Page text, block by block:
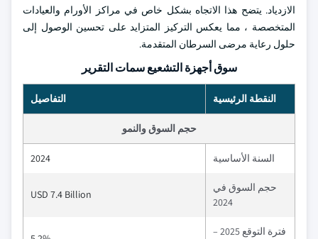
الازدياد. يتضح هذا الاتجاه بشكل خاص في مراكز الأورام والعيادات
المتخصصة ، مما يعكس التركيز المتزايد على تحسين الوصول إلى
حلول رعاية مرضى السرطان المتقدمة.
سوق أجهزة التشعيع سمات التقرير
النقطة الرئيسية التفاصيل
حجم السوق والنمو
السنة الأساسية 2024
حجم السوق في
2024
USD 7.4 Billion
فترة التوقع 2025 –